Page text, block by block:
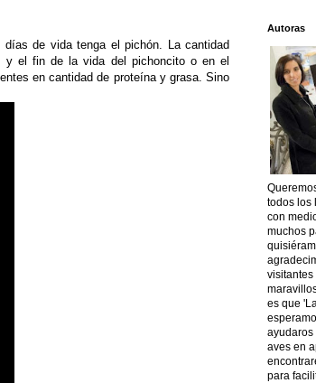
de vida tenga el pichón. La cantidad
y el fin de la vida del pichoncito o en el
en cantidad de proteína y grasa. Sino
Autoras
todos los
con
muchos
visitantes
es que
ayudaros
aves en
para